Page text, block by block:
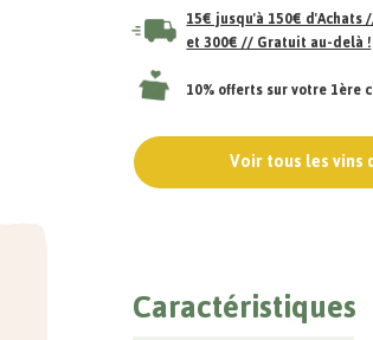
15€ jusqu'à 150€
et 300€ // Gratuit au-delà !
10% offerts sur votre 1ère
Voir tous les vins
Caractéristiques